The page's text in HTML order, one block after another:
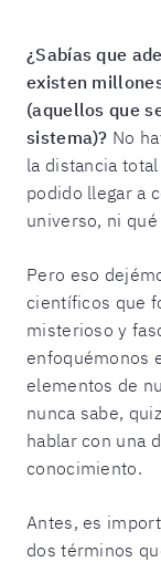
¿Sabías que
existen
(aquellos que
sistema)? No
la distancia
podido llegar a
universo, ni
Pero eso
científicos que
misterioso y
enfoquémonos
elementos de
nunca sabe,
hablar con una
conocimiento.
Antes, es
dos términos